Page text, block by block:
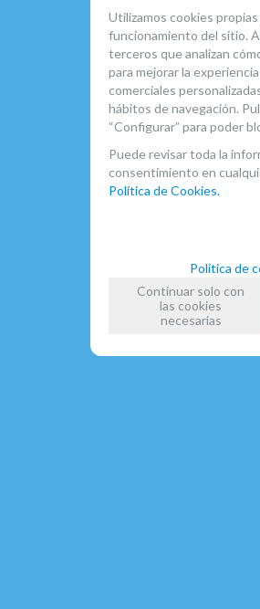
Utilizamos cookies
funcionamiento del sitio.
terceros que analizan
para mejorar la
comerciales
hábitos de navegación.
“Configurar” para poder
Puede revisar toda la
consentimiento en
Política de Cookies.
Política de
Continuar solo con
las cookies
necesarias